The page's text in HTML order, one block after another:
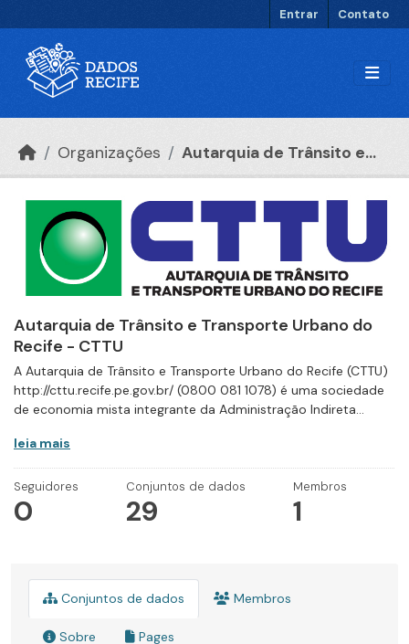
Entrar Contato
Organizações Autarquia de Trânsito e...
Autarquia de Trânsito e Transporte Urbano do
Recife - CTTU
A Autarquia de Trânsito e Transporte Urbano do Recife (CTTU)
http://cttu.recife.pe.gov.br/ (0800 081 1078) é uma sociedade
de economia mista integrante da Administração Indireta...
leia mais
Seguidores
0
Conjuntos de dados
29
Membros
1
Conjuntos de dados Membros
Sobre Pages